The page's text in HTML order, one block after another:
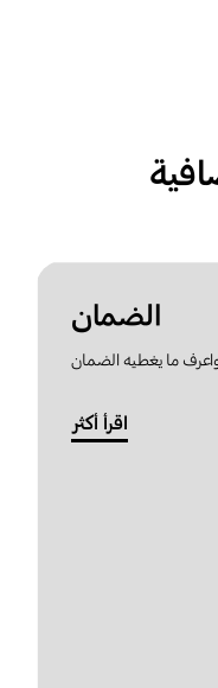
الضمان
ما يغطيه الضمان
اقرأ أكثر